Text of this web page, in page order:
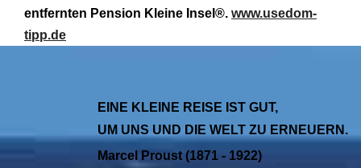
entfernten Pension Kleine Insel®. www.usedom-
tipp.de
EINE KLEINE REISE IST GUT,
UM UNS UND DIE WELT ZU ERNEUERN.
Marcel Proust (1871 - 1922)